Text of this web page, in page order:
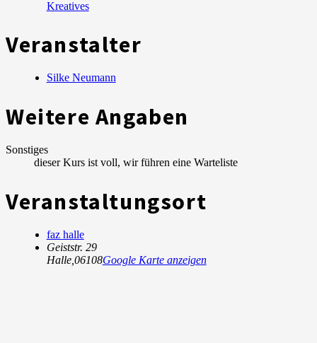
Kreatives
Veranstalter
Silke Neumann
Weitere Angaben
Sonstiges
dieser Kurs ist voll, wir führen eine Warteliste
Veranstaltungsort
faz halle
Geiststr. 29
Halle, 06108Google Karte anzeigen